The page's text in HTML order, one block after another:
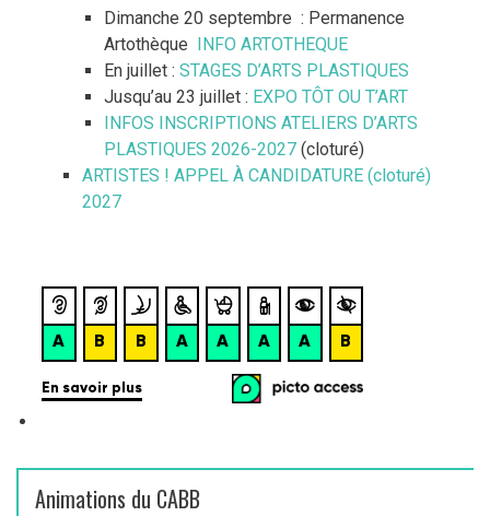
Dimanche 20 septembre : Permanence
Artothèque INFO ARTOTHEQUE
En juillet : STAGES D’ARTS PLASTIQUES
Jusqu’au 23 juillet : EXPO TÔT OU T’ART
INFOS INSCRIPTIONS ATELIERS D’ARTS
PLASTIQUES 2026-2027 (cloturé)
ARTISTES ! APPEL À CANDIDATURE (cloturé)
2027
Animations du CABB